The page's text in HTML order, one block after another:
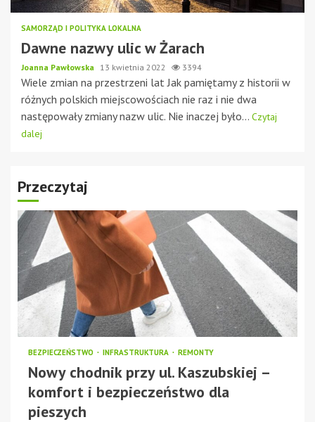
SAMORZĄD I POLITYKA LOKALNA
Dawne nazwy ulic w Żarach
Joanna Pawłowska 13 kwietnia 2022 3394
Wiele zmian na przestrzeni lat Jak pamiętamy z historii w
różnych polskich miejscowościach nie raz i nie dwa
następowały zmiany nazw ulic. Nie inaczej było... Czytaj
dalej
Przeczytaj
BEZPIECZEŃSTWO INFRASTRUKTURA REMONTY
Nowy chodnik przy ul. Kaszubskiej –
komfort i bezpieczeństwo dla
pieszych